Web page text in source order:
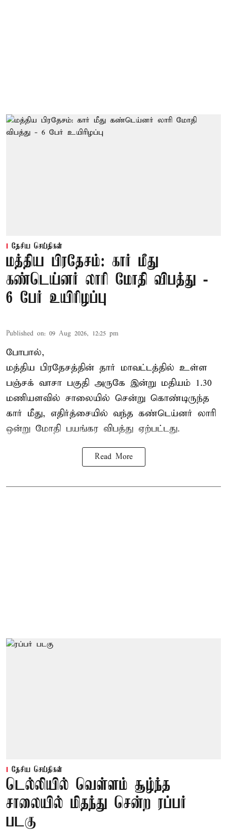
தேசிய செய்திகள்
மத்திய பிரதேசம்: கார் மீது
கண்டெய்னர் லாரி மோதி விபத்து -
6 பேர் உயிரிழப்பு
Published on: 09 Aug 2026, 12:25 pm
போபால்,
மத்திய பிரதேசத்தின் தார் மாவட்டத்தில் உள்ள
பஞ்சக் வாசா பகுதி அருகே இன்று மதியம் 1.30
மணியளவில் சாலையில் சென்று கொண்டிருந்த
கார் மீது, எதிர்த்சையில் வந்த கண்டெய்னர் லாரி
ஒன்று மோதி பயங்கர விபத்து ஏற்பட்டது.
Read More
தேசிய செய்திகள்
டெல்லியில் வெள்ளம் சூழ்ந்த
சாலையில் மிதந்து சென்ற ரப்பர்
படகு